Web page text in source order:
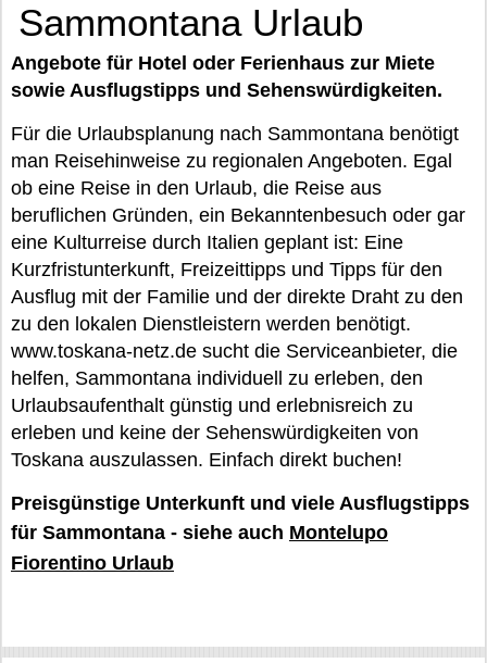
Sammontana Urlaub
Angebote für Hotel oder Ferienhaus zur Miete
sowie Ausflugstipps und Sehenswürdigkeiten.
Für die Urlaubsplanung nach Sammontana benötigt
man Reisehinweise zu regionalen Angeboten. Egal
ob eine Reise in den Urlaub, die Reise aus
beruflichen Gründen, ein Bekanntenbesuch oder gar
eine Kulturreise durch Italien geplant ist: Eine
Kurzfristunterkunft, Freizeittipps und Tipps für den
Ausflug mit der Familie und der direkte Draht zu den
zu den lokalen Dienstleistern werden benötigt.
www.toskana-netz.de sucht die Serviceanbieter, die
helfen, Sammontana individuell zu erleben, den
Urlaubsaufenthalt günstig und erlebnisreich zu
erleben und keine der Sehenswürdigkeiten von
Toskana auszulassen. Einfach direkt buchen!
Preisgünstige Unterkunft und viele Ausflugstipps
für Sammontana - siehe auch Montelupo
Fiorentino Urlaub